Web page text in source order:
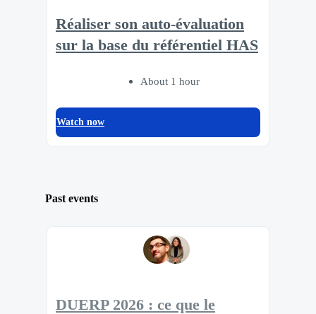
Réaliser son auto-évaluation
sur la base du référentiel HAS
About 1 hour
Watch now
Past events
DUERP 2026 : ce que le